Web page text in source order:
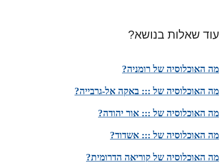
עוד שאלות בנושא?
מה האוכלוסיה של רומניה?
מה האוכלוסיה של ::: באקה אל-גרבייה?
מה האוכלוסיה של ::: אור יהודה?
מה האוכלוסיה של ::: אשדוד?
מה האוכלוסיה של קוריאה הדרומית?